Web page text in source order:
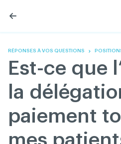
RÉPONSES À VOS QUESTIONS
Est-ce que
la
paiement
mes
L'Association
English
Nous joindre Programme
Réseau